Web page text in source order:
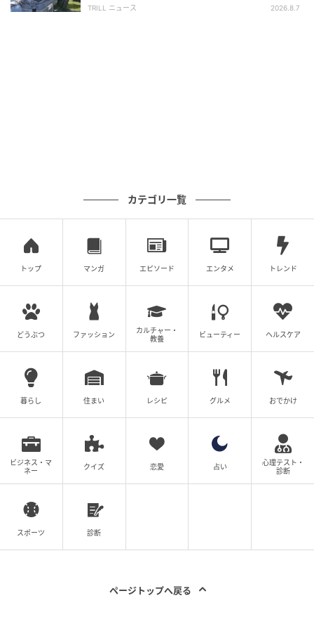
いることがわかりました。
【岡田斗司夫】登録者120万人を虜にする、圧倒的な
トーク術の秘訣。2028年にはYouTuberがいなくな
る？岡田斗司夫が見る未来予想図にアルピー驚愕！
［配信日時］2026年4月14日
［出演者］平子祐希（アルコ＆ピース）、酒井健太
（アルコ＆ピース）、岡田斗司夫
［番組URL］
https://www.youtube.com/watch?
v=Vt__1PTMg34
TRILL ニュース 2026.8.7
カテゴリ一覧
トップ マンガ エピソード エンタメ トレンド
どうぶつ ファッション
カルチャー・
教養
ビューティー ヘルスケア
暮らし 住まい レシピ グルメ おでかけ
ビジネス・マ
ネー
クイズ 恋愛 占い
心理テスト・
診断
スポーツ 診断
ページトップへ戻る